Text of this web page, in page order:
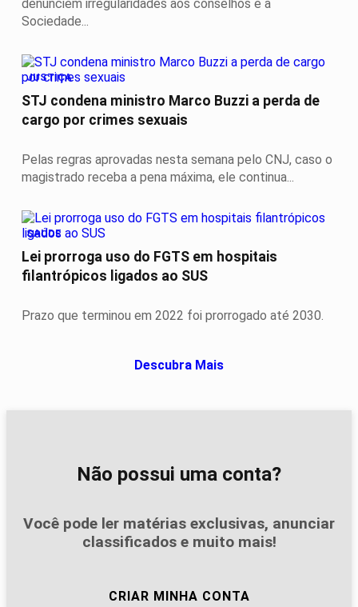
denunciem irregularidades aos conselhos e à
Sociedade...
JUSTIÇA
STJ condena ministro Marco Buzzi a perda de
cargo por crimes sexuais
Pelas regras aprovadas nesta semana pelo CNJ, caso o
magistrado receba a pena máxima, ele continua...
SAÚDE
Lei prorroga uso do FGTS em hospitais
filantrópicos ligados ao SUS
Prazo que terminou em 2022 foi prorrogado até 2030.
Descubra Mais
Não possui uma conta?
Você pode ler matérias exclusivas, anunciar
classificados e muito mais!
CRIAR MINHA CONTA